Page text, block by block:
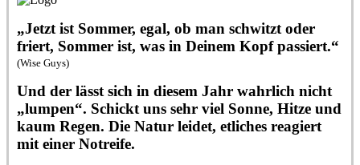
„Jetzt ist Sommer, egal, ob man schwitzt oder
friert, Sommer ist, was in Deinem Kopf passiert.“
(Wise Guys)
Und der lässt sich in diesem Jahr wahrlich nicht
„lumpen“. Schickt uns sehr viel Sonne, Hitze und
kaum Regen. Die Natur leidet, etliches reagiert
mit einer Notreife.